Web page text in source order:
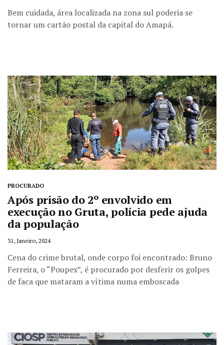
Bem cuidada, área localizada na zona sul poderia se
tornar um cartão postal da capital do Amapá.
PROCURADO
Após prisão do 2º envolvido em
execução no Gruta, polícia pede ajuda
da população
31, Janeiro, 2024
Cena do crime brutal, onde corpo foi encontrado: Bruno
Ferreira, o “Poupex”, é procurado por desferir os golpes
de faca que mataram a vítima numa emboscada